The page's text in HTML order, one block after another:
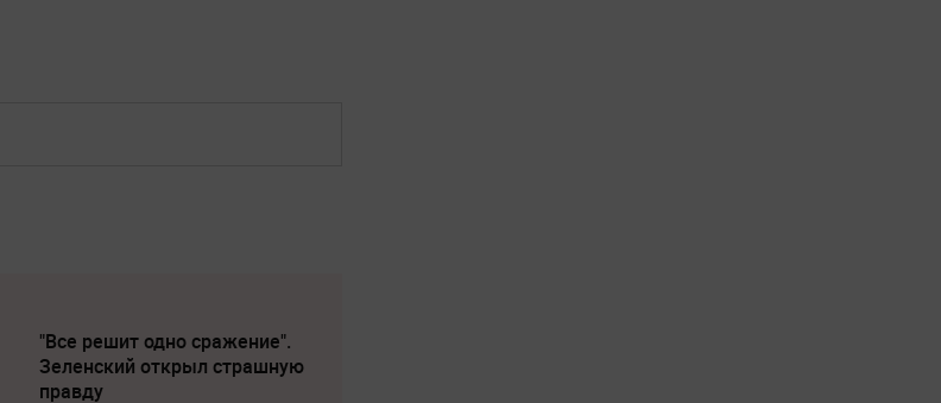
"Все решит одно сражение".
Зеленский открыл страшную
правду